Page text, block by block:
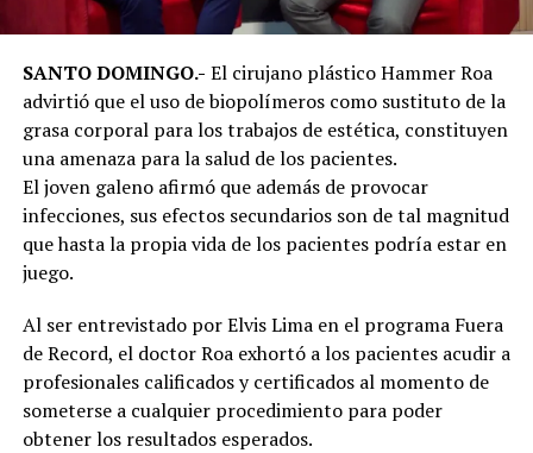
SANTO DOMINGO.- El cirujano plástico Hammer Roa
advirtió que el uso de biopolímeros como sustituto de la
grasa corporal para los trabajos de estética, constituyen
una amenaza para la salud de los pacientes.
El joven galeno afirmó que además de provocar
infecciones, sus efectos secundarios son de tal magnitud
que hasta la propia vida de los pacientes podría estar en
juego.
Al ser entrevistado por Elvis Lima en el programa Fuera
de Record, el doctor Roa exhortó a los pacientes acudir a
profesionales calificados y certificados al momento de
someterse a cualquier procedimiento para poder
obtener los resultados esperados.